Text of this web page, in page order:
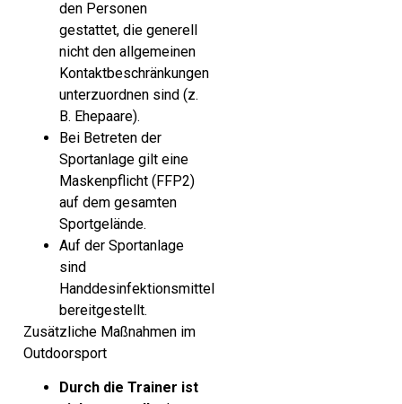
den Personen
gestattet, die generell
nicht den allgemeinen
Kontaktbeschränkungen
unterzuordnen sind (z.
B. Ehepaare).
Bei Betreten der
Sportanlage gilt eine
Maskenpflicht (FFP2)
auf dem gesamten
Sportgelände.
Auf der Sportanlage
sind
Handdesinfektionsmittel
bereitgestellt.
Zusätzliche Maßnahmen im
Outdoorsport
Durch die Trainer ist